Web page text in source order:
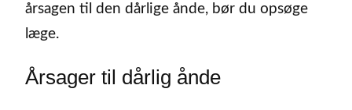
årsagen til den dårlige ånde, bør du opsøge
læge.
Årsager til dårlig ånde